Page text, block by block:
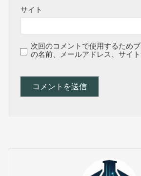
サイト
次回のコメントで使用するため
の名前、メールアドレス、サイト